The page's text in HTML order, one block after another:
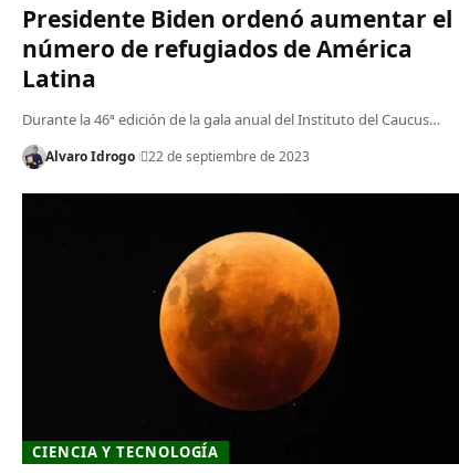
Presidente Biden ordenó aumentar el
número de refugiados de América
Latina
Durante la 46ª edición de la gala anual del Instituto del Caucus…
Alvaro Idrogo 22 de septiembre de 2023
CIENCIA Y TECNOLOGÍA